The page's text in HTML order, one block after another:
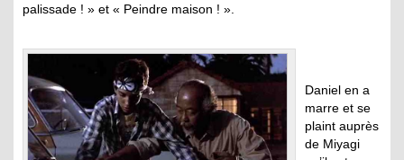
palissade ! » et « Peindre maison ! ».
Daniel en a
marre et se
plaint auprès
de Miyagi